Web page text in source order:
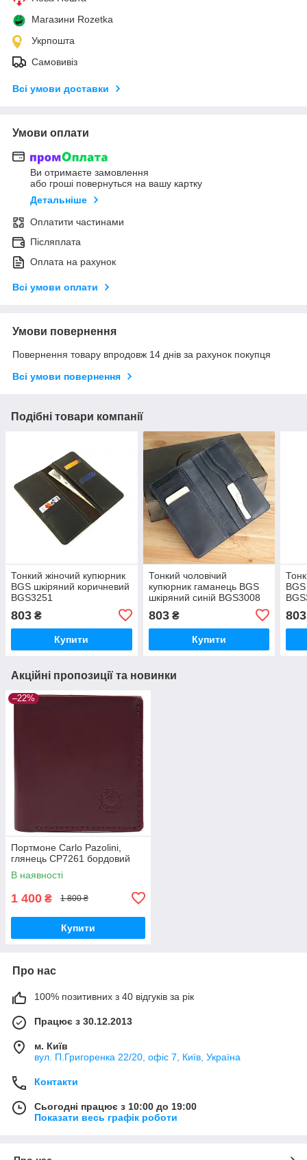
Магазини Rozetka
Укрпошта
Самовивіз
Всі умови доставки
Умови оплати
Ви отримаєте замовлення
або гроші повернуться на вашу картку
Детальніше
Оплатити частинами
Післяплата
Оплата на рахунок
Всі умови оплати
Умови повернення
Повернення товару впродовж 14 днів за рахунок покупця
Всі умови повернення
Подібні товари компанії
Тонкий жіночий купюрник
BGS шкіряний коричневий
BGS3251
803 ₴
Купити
Тонкий чоловічий
купюрник гаманець BGS
шкіряний синій BGS3008
803₴
Купити
803
Акційні пропозиції та новинки
–22%
Портмоне Carlo Pazolini,
глянець CP7261 бордовий
В наявності
1 400 ₴ 1 800 ₴
Купити
Про нас
100% позитивних з 40 відгуків за рік
Працює з 30.12.2013
м. Київ
вул. П.Григоренка 22/20, офіс 7, Київ, Україна
Контакти
Сьогодні працює з 10:00 до 19:00
Показати весь графік роботи